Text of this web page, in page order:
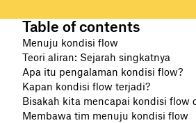
Table of contents
Menuju kondisi flow
Teori aliran: Sejarah singkatnya
Apa itu pengalaman kondisi flow?
Kapan kondisi flow terjadi?
Bisakah kita mencapai kondisi flow
Membawa tim menuju kondisi flow